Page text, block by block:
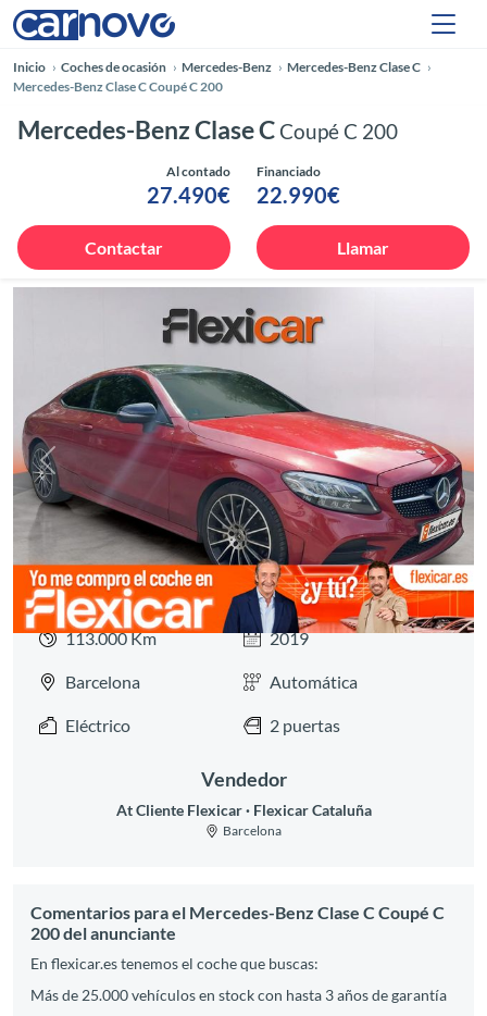
Inicio Coches de ocasión Mercedes-Benz
Mercedes-Benz Clase C
Mercedes-Benz Clase C Coupé C 200
Mercedes-Benz Clase C Coupé C 200
Al contado
27.490€
Financiado
22.990€
Contactar Llamar
Anterior
113.000 Km 2019
Barcelona Automática
Eléctrico 2 puertas
Vendedor
At Cliente Flexicar Flexicar Cataluña
Barcelona
Comentarios para el Mercedes-Benz Clase C Coupé C
200 del anunciante
En flexicar.es tenemos el coche que buscas:
Más de 25.000 vehículos en stock con hasta 3 años de garantía